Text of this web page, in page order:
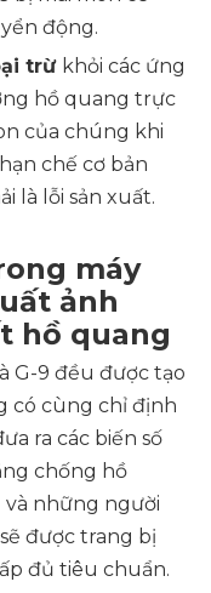
động.
trừ khỏi các ứng
hồ quang trực
của chúng khi
chế cơ bản
là lỗi sản xuất.
máy
ảnh
hồ quang
G-9 đều được tạo
có cùng chỉ định
ra các biến số
chống hồ
những người
được trang bị
đủ tiêu chuẩn.